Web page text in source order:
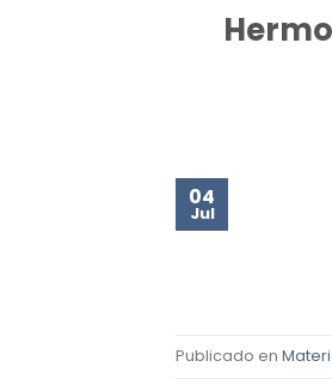
04
Jul
Publicado en